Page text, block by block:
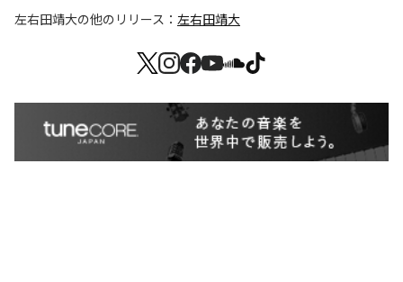
左右田靖大の他のリリース： 左右田靖大